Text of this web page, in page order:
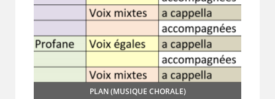
PLAN (MUSIQUE CHORALE)